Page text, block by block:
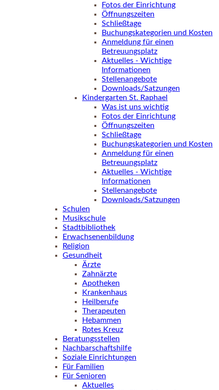
Fotos der Einrichtung
Öffnungszeiten
Schließtage
Buchungskategorien und Kosten
Anmeldung für einen
Betreuungsplatz
Aktuelles - Wichtige
Informationen
Stellenangebote
Downloads/Satzungen
Kindergarten St. Raphael
Was ist uns wichtig
Fotos der Einrichtung
Öffnungszeiten
Schließtage
Buchungskategorien und Kosten
Anmeldung für einen
Betreuungsplatz
Aktuelles - Wichtige
Informationen
Stellenangebote
Downloads/Satzungen
Schulen
Musikschule
Stadtbibliothek
Erwachsenenbildung
Religion
Gesundheit
Ärzte
Zahnärzte
Apotheken
Krankenhaus
Heilberufe
Therapeuten
Hebammen
Rotes Kreuz
Beratungsstellen
Nachbarschaftshilfe
Soziale Einrichtungen
Für Familien
Für Senioren
Aktuelles